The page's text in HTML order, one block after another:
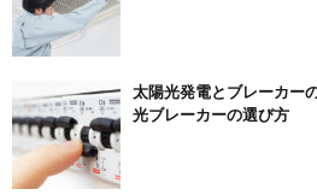
太陽光発電とブレーカー
光ブレーカーの選び方